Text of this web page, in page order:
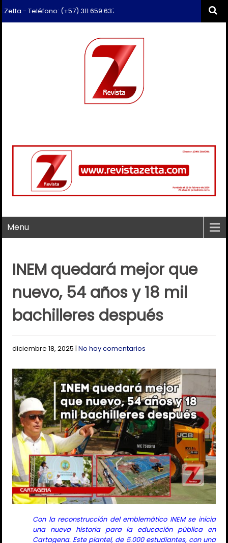
(+57) 311 659 6374 - Correo: revista.zetta@gmail.com
Menu
INEM quedará mejor que
nuevo, 54 años y 18 mil
bachilleres después
diciembre 18, 2025 |No hay comentarios
Con la reconstrucción del emblemático INEM se inicia
una nueva historia para la educación pública en
Cartagena. Este plantel, de 5.000 estudiantes, con una